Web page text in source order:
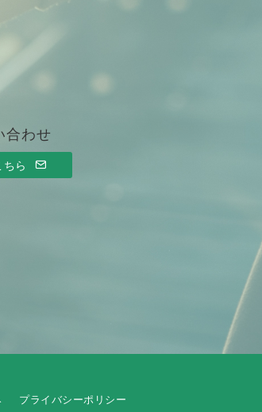
合わせ
ら
プライバシーポリシー